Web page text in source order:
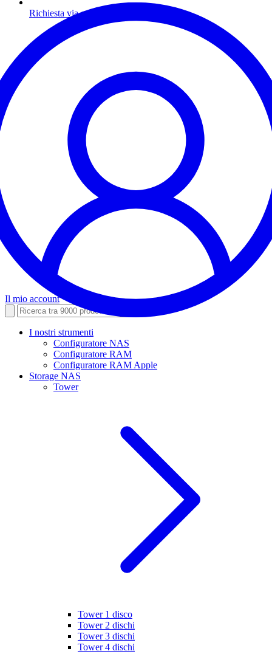
Richiesta via email
Il mio account
I nostri strumenti
Configuratore NAS
Configuratore RAM
Configuratore RAM Apple
Storage NAS
Tower
Tower 1 disco
Tower 2 dischi
Tower 3 dischi
Tower 4 dischi